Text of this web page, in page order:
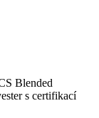
Blended
s certifikací